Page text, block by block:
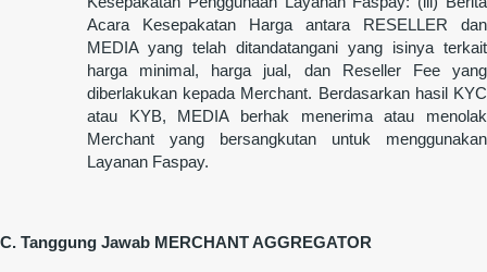
Acara Kesepakatan Harga antara RESELLER dan
MEDIA yang telah ditandatangani yang isinya terkait
harga minimal, harga jual, dan Reseller Fee yang
diberlakukan kepada Merchant. Berdasarkan hasil KYC
atau KYB, MEDIA berhak menerima atau menolak
Merchant yang bersangkutan untuk menggunakan
Layanan Faspay.
C. Tanggung Jawab MERCHANT AGGREGATOR